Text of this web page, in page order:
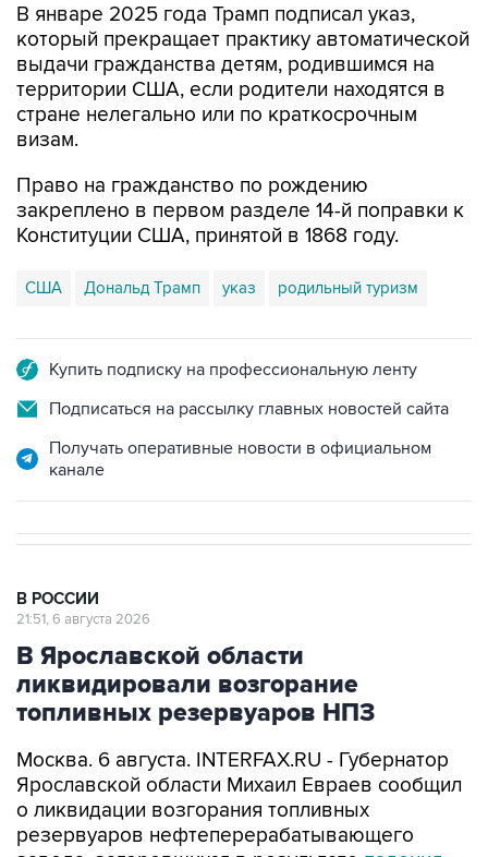
В январе 2025 года Трамп подписал указ,
который прекращает практику автоматической
выдачи гражданства детям, родившимся на
территории США, если родители находятся в
стране нелегально или по краткосрочным
визам.
Право на гражданство по рождению
закреплено в первом разделе 14-й поправки к
Конституции США, принятой в 1868 году.
США Дональд Трамп указ родильный туризм
Купить подписку на профессиональную ленту
Подписаться на рассылку главных новостей сайта
Получать оперативные новости в официальном
канале
В РОССИИ
21:51, 6 августа 2026
В Ярославской области
ликвидировали возгорание
топливных резервуаров НПЗ
Москва. 6 августа. INTERFAX.RU - Губернатор
Ярославской области Михаил Евраев сообщил
о ликвидации возгорания топливных
резервуаров нефтеперерабатывающего